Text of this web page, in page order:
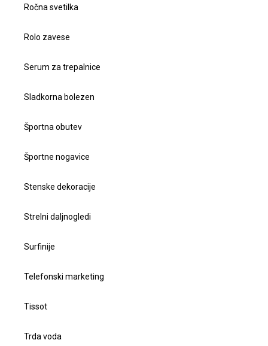
Ročna svetilka
Rolo zavese
Serum za trepalnice
Sladkorna bolezen
Športna obutev
Športne nogavice
Stenske dekoracije
Strelni daljnogledi
Surfinije
Telefonski marketing
Tissot
Trda voda